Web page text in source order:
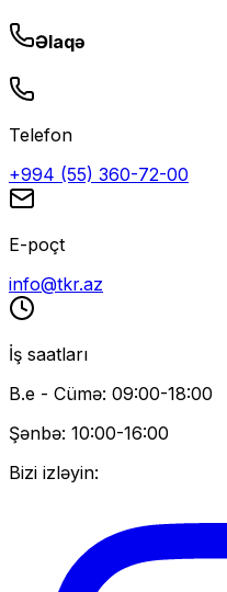
Əlaqə
Telefon
+994 (55) 360-72-00
E-poçt
info@tkr.az
İş saatları
B.e - Cümə: 09:00-18:00
Şənbə: 10:00-16:00
Bizi izləyin: